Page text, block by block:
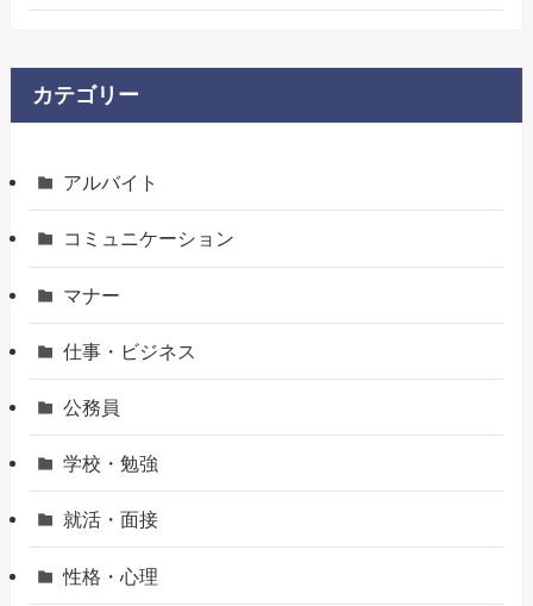
カテゴリー
アルバイト
コミュニケーション
マナー
仕事・ビジネス
公務員
学校・勉強
就活・面接
性格・心理